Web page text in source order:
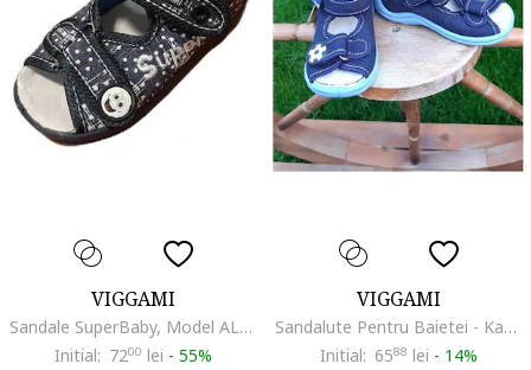
VIGGAMI
Sandale SuperBaby, Model AL Super Boy, Textil, Baieti, Denim, Bleumarin
Initial: 7200 lei - 55%
VIGGAMI
Sandalute Pentru Baietei - Karo3, Albastru, Grafic, Casual, Baieti, Cauciuc - pentru mers, Textil, Bleumarin,
Initial: 6588 lei - 14%